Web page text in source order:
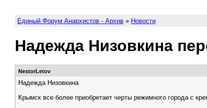
Единый Форум Анархистов - Архив » Новости
Надежда Низовкина
NestorLetov
Надежда Низовкина
Крымск все более приобретает черты режимного города с